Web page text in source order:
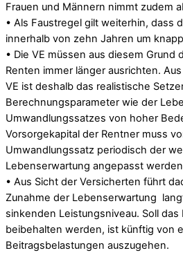
Frauen und Männern nimmt zudem
• Als Faustregel gilt weiterhin, dass
innerhalb von zehn Jahren um
• Die VE müssen aus diesem Grund
Renten immer länger ausrichten.
VE ist deshalb das realistische
Berechnungsparameter wie der
Umwandlungssatzes von hoher
Vorsorgekapital der Rentner muss
Umwandlungssatz periodisch der
Lebenserwartung angepasst
• Aus Sicht der Versicherten führt
Zunahme der Lebenserwartung
sinkenden Leistungsniveau. Soll das
beibehalten werden, ist künftig von
Beitragsbelastungen auszugehen.